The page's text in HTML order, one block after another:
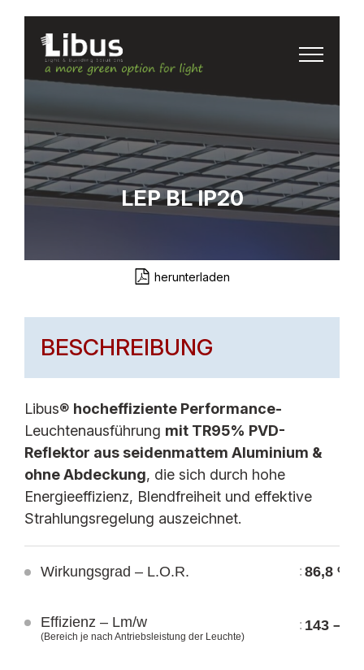
SBL13WB STAND.
LSS BL IP20
LSS CT IP40
LSP BL IP20
LSP MC IP40
SBL13WB E-WHITE
LWS BL IP20
LWS CT IP40
LWP BL IP20
LES BL IP20
LPS BL IP20
LEP BL IP20
herunterladen
BESCHREIBUNG
Libus® hocheffiziente Performance-
Leuchtenausführung mit TR95% PVD-
Reflektor aus seidenmattem Aluminium &
ohne Abdeckung, die sich durch hohe
Energieeffizienz, Blendfreiheit und effektive
Strahlungsregelung auszeichnet.
Wirkungsgrad – L.O.R. : 86,8 %
Effizienz – Lm/w
(Bereich je nach Antriebsleistung der Leuchte)
: 143 –